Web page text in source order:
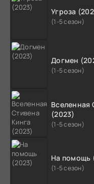
Угроза
(1-5 сезон)
Догмен
(1-5 сезон)
Вселенная
(2023)
(1-5 сезон)
На помощь
(1-5 сезон)